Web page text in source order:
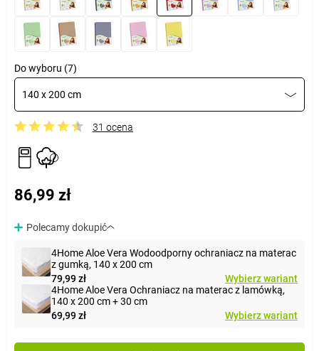
Do wyboru (7)
140 x 200 cm
31 ocena
86,99 zł
Polecamy dokupić
4Home Aloe Vera Wodoodporny ochraniacz na materac
z gumką, 140 x 200 cm
79,99 zł
Wybierz wariant
4Home Aloe Vera Ochraniacz na materac z lamówką,
140 x 200 cm + 30 cm
69,99 zł
Wybierz wariant